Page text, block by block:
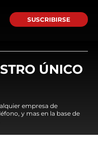
SUSCRIBIRSE
ÚNICO
empresa de
y mas en la base de